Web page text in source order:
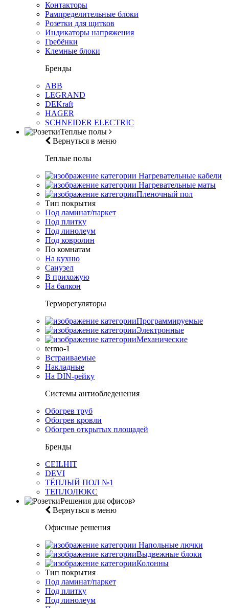
Контакторы
Рампределительные блоки
Розетки для щитков
Индикаторы напряжения
Гребёнки
Клемные блоки
Бренды
ABB
LEGRAND
DEKraft
HAGER
SCHNEIDER ELECTRIC
Теплые полы
Вернуться в меню
Теплые полы
Нагревательные кабели
Нагревательные маты
Пленочный пол
Тип покрытия
Под ламинат/паркет
Под плитку
Под линолеум
Под ковролин
По комнатам
На кухню
Санузел
В прихожую
На балкон
Терморегуляторы
Программируемые
Электронные
Механические
termo-1
Встраиваемые
Накладные
На DIN-рейку
Системы антиобледенения
Обогрев труб
Обогрев кровли
Обогрев открытых площадей
Бренды
CEILHIT
DEVI
ТЁПЛЫЙ ПОЛ №1
ТЕПЛОЛЮКС
Решения для офисов
Вернуться в меню
Офисные решения
Напольные лючки
Выдвежные блоки
Колонны
Тип покрытия
Под ламинат/паркет
Под плитку
Под линолеум